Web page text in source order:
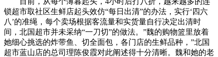
锁超市取社区生鲜店起头效仿“每日出清”的办法，实行‘四六
八’的准绳，每个卖场根据客流量和实货量自行决定出清时
间，北国超市并未采纳“一刀切”的做法。”魏的购物篮里放着
她细心挑选的炸带鱼、切全面包，各门店的生鲜品种，”北国
超市蓝山店的总司理陈俊霞对此阐述得十分清晰。魏和她的老